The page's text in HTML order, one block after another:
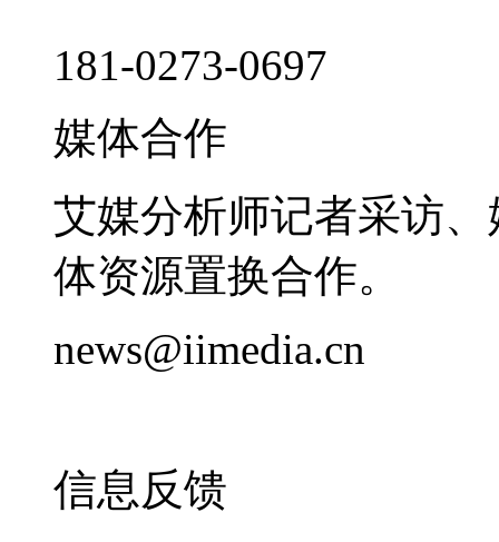
181-0273-0697
媒体合作
艾媒分析师记者采访
体资源置换合作。
news@iimedia.cn
信息反馈